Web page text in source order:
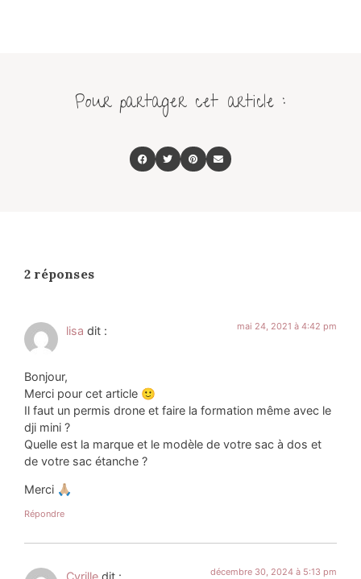
Pour partager cet article :
2 réponses
lisa dit : mai 24, 2021 à 4:42 pm
Bonjour,
Merci pour cet article 🙂
Il faut un permis drone et faire la formation même avec le
dji mini ?
Quelle est la marque et le modèle de votre sac à dos et
de votre sac étanche ?
Merci 🙏🏼
Répondre
Cyrille dit : décembre 30, 2024 à 5:13 pm